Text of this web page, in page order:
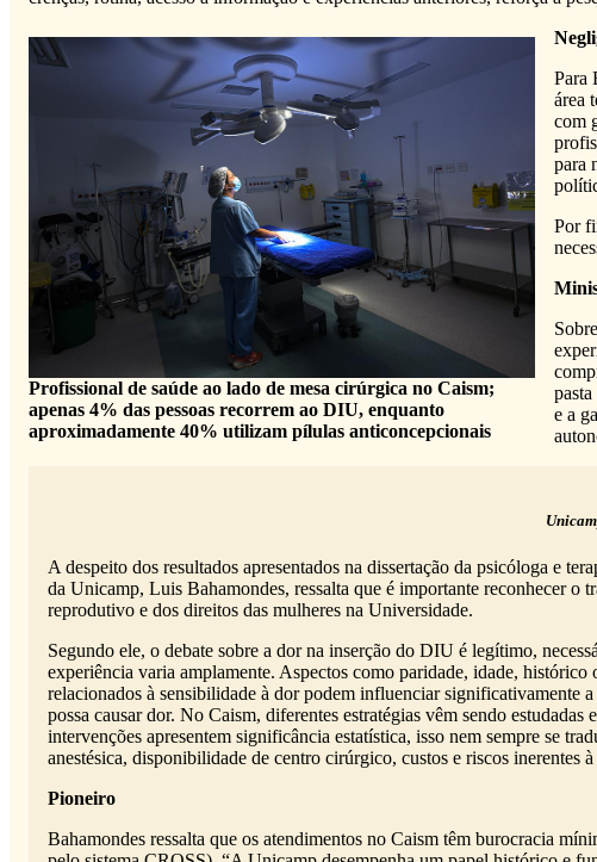
Profissional de saúde ao lado de mesa cirúrgica no Caism;
apenas 4% das pessoas recorrem ao DIU, enquanto
aproximadamente 40% utilizam pílulas anticoncepcionais
Para
área
com
para
Por
e a
A despeito dos resultados apresentados na dissertação da psicóloga e
da Unicamp, Luis Bahamondes, ressalta que é importante reconhecer
reprodutivo e dos direitos das mulheres na Universidade.
Segundo ele, o debate sobre a dor na inserção do DIU é legítimo,
experiência varia amplamente. Aspectos como paridade, idade,
relacionados à sensibilidade à dor podem influenciar significativamente
possa causar dor. No Caism, diferentes estratégias vêm sendo
intervenções apresentem significância estatística, isso nem sempre se
anestésica, disponibilidade de centro cirúrgico, custos e riscos inerentes
Pioneiro
Bahamondes ressalta que os atendimentos no Caism têm burocracia